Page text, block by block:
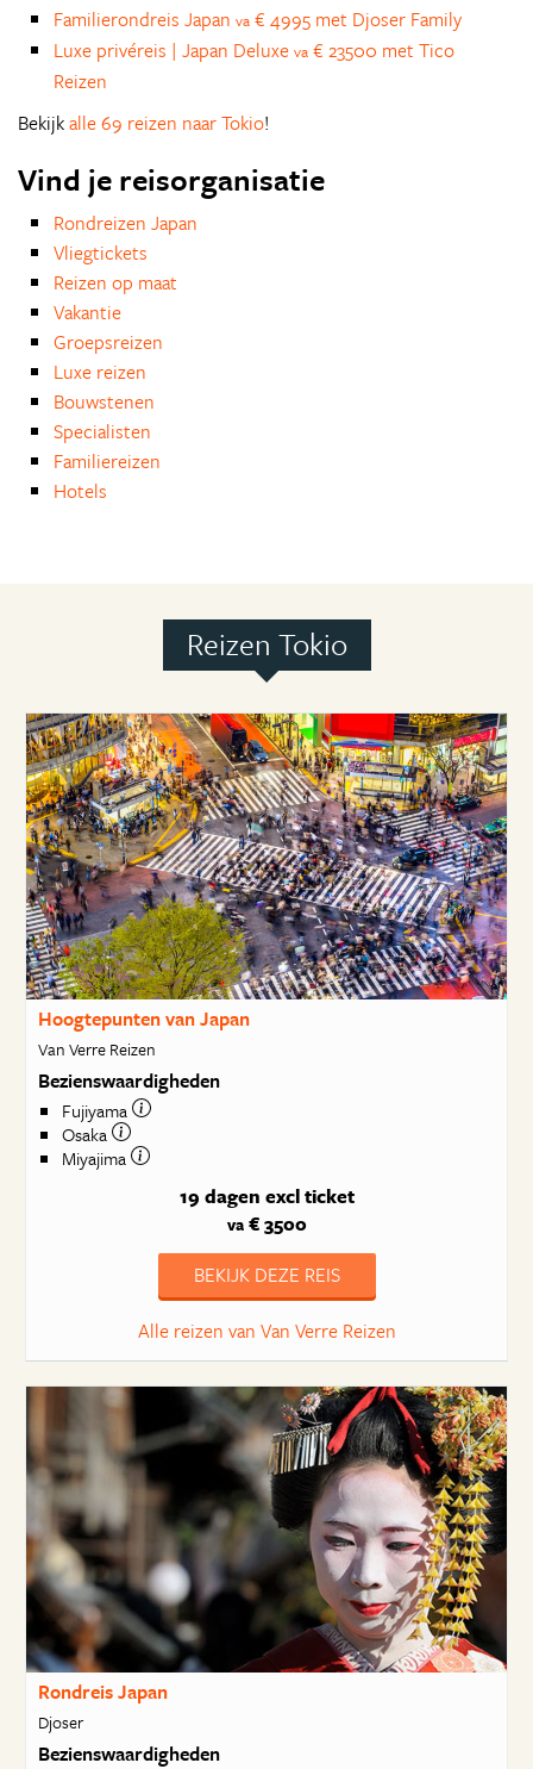
Familierondreis Japan va € 4995 met Djoser Family
Luxe privéreis | Japan Deluxe va € 23500 met Tico
Reizen
Bekijkalle 69 reizen naar Tokio!
Vind je reisorganisatie
Rondreizen Japan
Vliegtickets
Reizen op maat
Vakantie
Groepsreizen
Luxe reizen
Bouwstenen
Specialisten
Familiereizen
Hotels
Reizen Tokio
Hoogtepunten van Japan
Van Verre Reizen
Bezienswaardigheden
Fujiyama
Osaka
Miyajima
19 dagen excl ticket
va€ 3500
BEKIJK DEZE REIS
Alle reizen van Van Verre Reizen
Rondreis Japan
Djoser
Bezienswaardigheden